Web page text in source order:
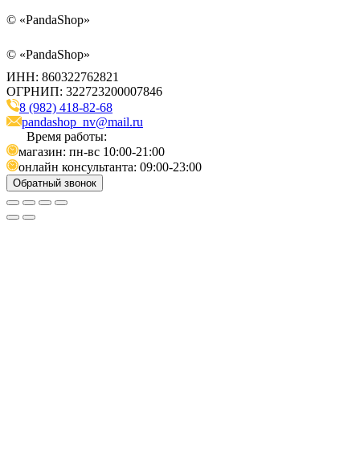
© «PandaShop»
© «PandaShop»
ИНН: 860322762821
ОГРНИП: 322723200007846
8 (982) 418-82-68
pandashop_nv@mail.ru
Время работы:
магазин: пн-вс 10:00-21:00
онлайн консультанта: 09:00-23:00
Обратный звонок